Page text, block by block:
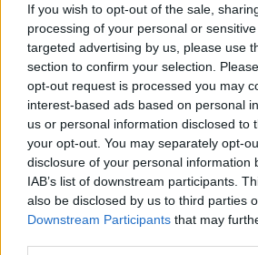
If you wish to opt-out of the sale,
processing of your personal or
targeted advertising by us, please use
section to confirm your selection.
opt-out request is processed you may
interest-based ads based on personal
us or personal information disclosed to
your opt-out. You may separately opt-
disclosure of your personal information
IAB’s list of downstream participants.
also be disclosed by us to third parties
Downstream Participants that may
ECONOMIE